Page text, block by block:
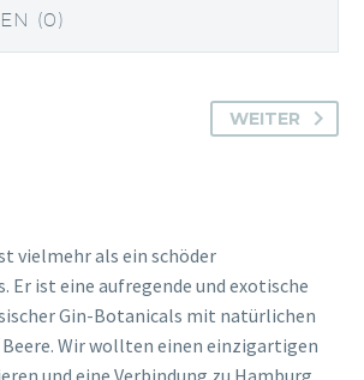
(0)
WEITER
vielmehr als ein schöder
Er ist eine aufregende und exotische
Gin-Botanicals mit natürlichen
Beere. Wir wollten einen einzigartigen